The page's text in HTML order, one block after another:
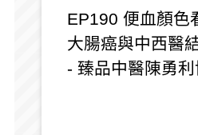
EP190 便血顏色
大腸癌與中西醫
- 臻品中醫陳勇